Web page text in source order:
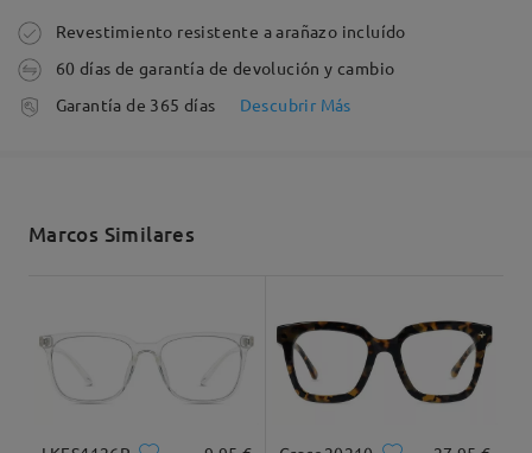
Tipo Rostro:
cuadrada
Longitud Rostro:
17.5cm/6.89 plg.
Ancho Rostro:
13cm/5.12 plg.
Ancho Total
129mm/ 5.08plg.
Longitud de Patillas
148mm/ 5.83plg.
Pedido realizado
Fabricación
Revestimiento resistente a arañazo incluído
60 días de garantía de devolución y cambio
Garantía de 365 días
Descubrir Más
Marcos Similares